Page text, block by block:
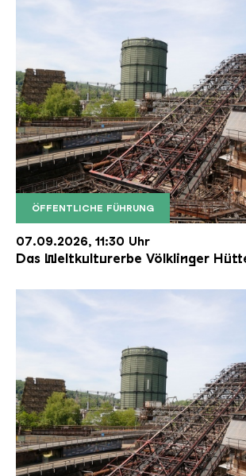
ÖFFENTLICHE FÜHRUNG
Der Erzschrägaufzug der
Copyright: Weltkulturerbe
07.09.2026, 11:30 Uhr
Das Weltkulturerbe Völklinger